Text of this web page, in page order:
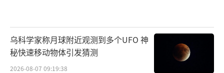
乌科学家称月球附近观测到多个UFO 神
秘快速移动物体引发猜测
2026-08-07 09:19:38